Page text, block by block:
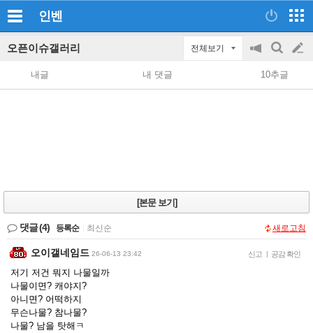
인벤
오픈이슈갤러리 전체보기
공
지
on/off
검
색
글
쓰
내글 내 댓글 10추글
[본문 보기]
댓글(4) 등록순 최신순 새로고침
오이갤네임드 26-06-13 23:42 신고 | 공감 확인
저기 저건 뭐지 나물일까
나물이면? 캐야지?
아니면? 어떡하지
무슨나물? 참나물?
나물? 남을 탓해ㅋ